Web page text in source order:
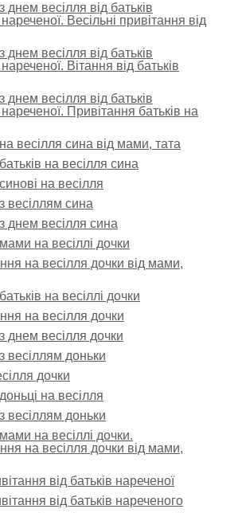
днем весілля від батьків
Весільні привітання від
днем весілля від батьків
Вітання від батьків
днем весілля від батьків
Привітання батьків на
весілля сина від мами, тата
на весілля сина
на весілля
весіллям сина
днем весілля сина
на весіллі дочки
на весілля дочки від мами,
на весіллі дочки
на весілля дочки
днем весілля дочки
весіллям доньки
дочки
на весілля
весіллям доньки
на весіллі дочки.
на весілля дочки від мами,
від батьків нареченої
від батьків нареченого